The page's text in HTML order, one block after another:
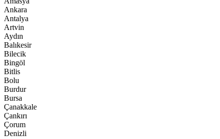
Ankara
Antalya
Artvin
Aydın
Balıkesir
Bilecik
Bingöl
Bitlis
Bolu
Burdur
Bursa
Çanakkale
Çankırı
Çorum
Denizli